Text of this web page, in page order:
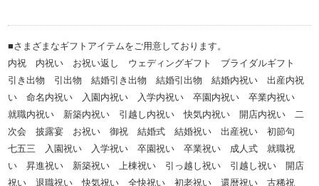
■さまざまなギフトアイテムをご用意しております。
内祝 内祝い お祝い返し ウェディングギフト ブライダルギフト
引き出物 引出物 結婚引き出物 結婚引出物 結婚内祝い 出産内祝
い 命名内祝い 入園内祝い 入学内祝い 卒園内祝い 卒業内祝い
就職内祝い 新築内祝い 引越し内祝い 快気内祝い 開店内祝い 二
次会 披露宴 お祝い 御祝 結婚式 結婚祝い 出産祝い 初節句
七五三 入園祝い 入学祝い 卒園祝い 卒業祝い 成人式 就職祝
い 昇進祝い 新築祝い 上棟祝い 引っ越し祝い 引越し祝い 開店
祝い 退職祝い 快気祝い 全快祝い 初老祝い 還暦祝い 古稀祝